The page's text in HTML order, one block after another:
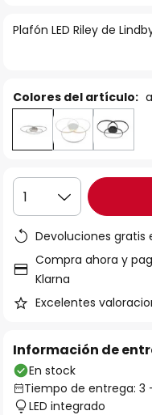
galería
Plafón LED Riley de
Colores del artículo:
1
Devoluciones gratis
Compra ahora y
Klarna
Excelentes
Información de
En stock
Tiempo de entrega: 3
LED integrado